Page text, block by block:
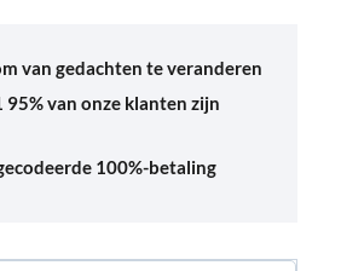
van gedachten te veranderen
95% van onze klanten zijn
100%-betaling